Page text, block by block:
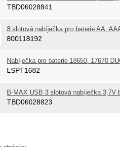
TBD06028841
8 slotová nabíječka pro baterie AA,
800118192
Nabíječka pro baterie 18650, 17670
LSPT1682
B-MAX USB 3 slotová nabíječka 3,7V
TBD06028823